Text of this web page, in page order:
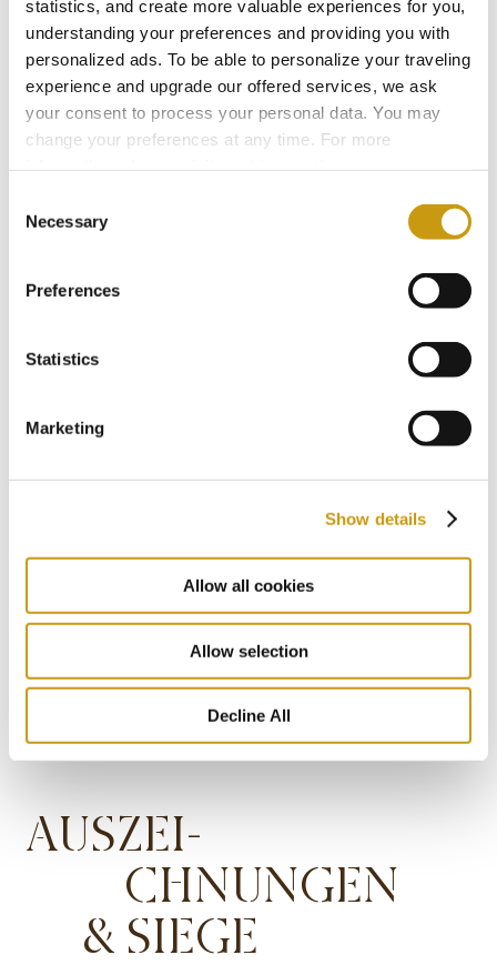
statistics, and create more valuable experiences for you,
understanding your preferences and providing you with
personalized ads. To be able to personalize your traveling
experience and upgrade our offered services, we ask
your consent to process your personal data. You may
change your preferences at any time. For more
Selection
Necessary
Preferences
Statistics
Marketing
Show details
Allow all cookies
Allow selection
Decline All
2020
2019
2018
2013
AUSZEI-
CHNUNGEN
& SIEGE